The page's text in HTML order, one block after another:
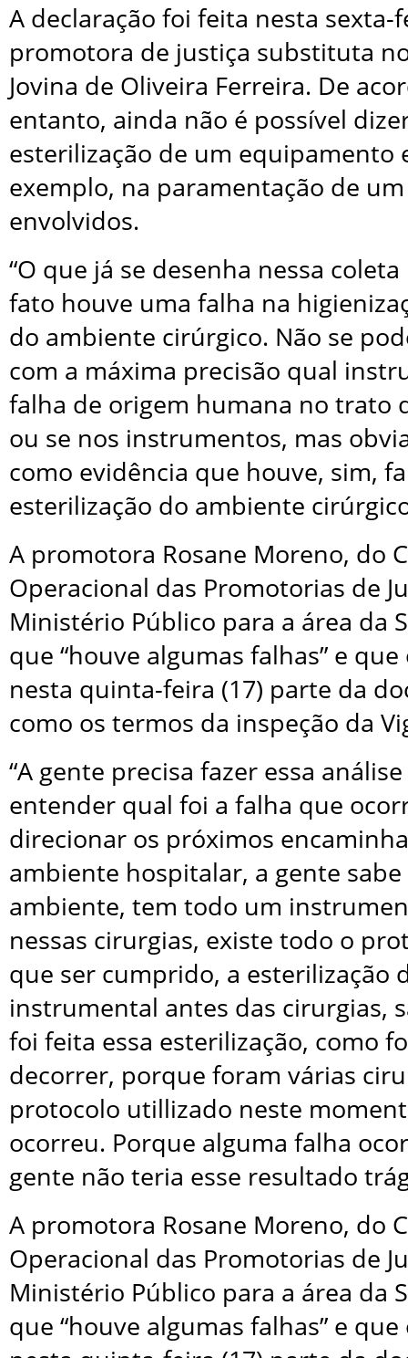
A declaração foi feita nesta sexta-
promotora de justiça substituta
Jovina de Oliveira Ferreira. De
entanto, ainda não é possível
esterilização de um equipamento
exemplo, na paramentação de
envolvidos.
“O que já se desenha nessa
fato houve uma falha na
do ambiente cirúrgico. Não se
com a máxima precisão qual
falha de origem humana no trato
ou se nos instrumentos, mas
como evidência que houve, sim,
esterilização do ambiente
A promotora Rosane Moreno, do
Operacional das Promotorias de
Ministério Público para a área da
que “houve algumas falhas” e
nesta quinta-feira (17) parte da
como os termos da inspeção da
“A gente precisa fazer essa
entender qual foi a falha que
direcionar os próximos
ambiente hospitalar, a gente
ambiente, tem todo um
nessas cirurgias, existe todo o
que ser cumprido, a esterilização
instrumental antes das cirurgias,
foi feita essa esterilização, como
decorrer, porque foram várias
protocolo utillizado neste
ocorreu. Porque alguma falha
gente não teria esse resultado
A promotora Rosane Moreno, do
Operacional das Promotorias de
Ministério Público para a área da
que “houve algumas falhas” e